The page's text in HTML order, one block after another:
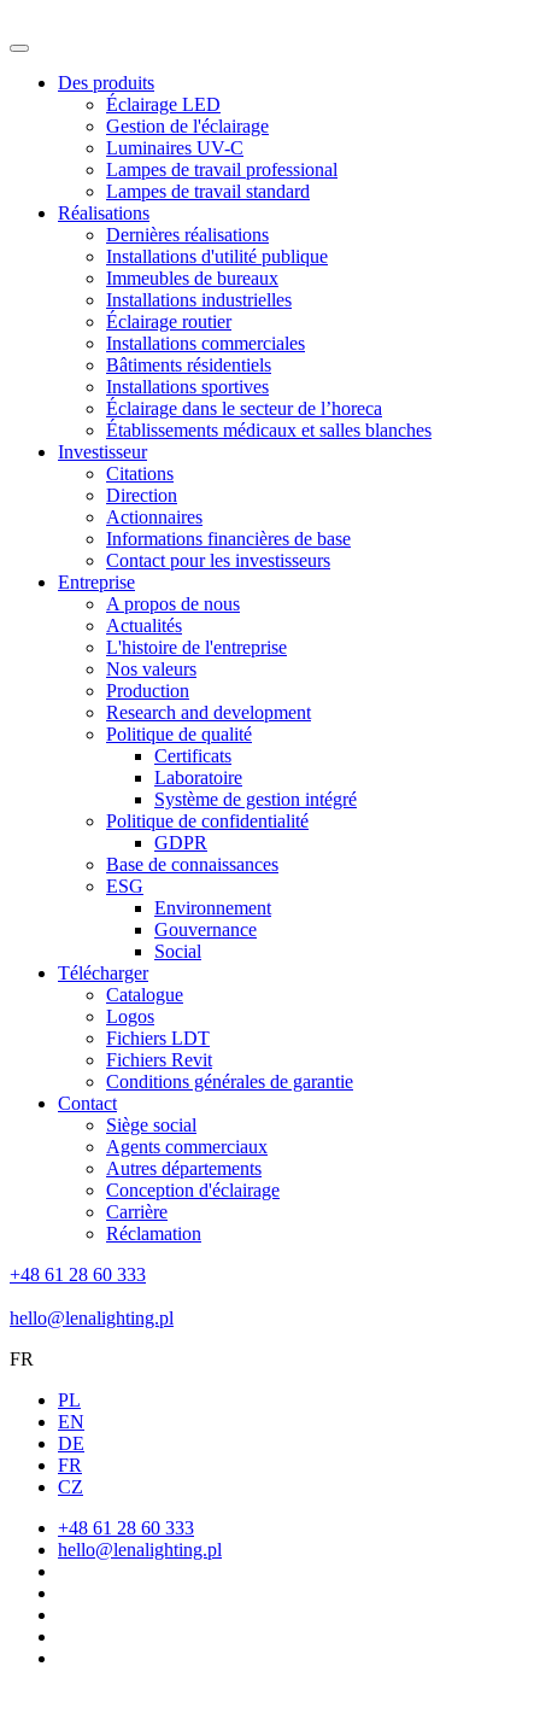
Des produits
Éclairage LED
Gestion de l'éclairage
Luminaires UV-C
Lampes de travail professional
Lampes de travail standard
Réalisations
Dernières réalisations
Installations d'utilité publique
Immeubles de bureaux
Installations industrielles
Éclairage routier
Installations commerciales
Bâtiments résidentiels
Installations sportives
Éclairage dans le secteur de l’horeca
Établissements médicaux et salles blanches
Investisseur
Citations
Direction
Actionnaires
Informations financières de base
Contact pour les investisseurs
Entreprise
A propos de nous
Actualités
L'histoire de l'entreprise
Nos valeurs
Production
Research and development
Politique de qualité
Certificats
Laboratoire
Système de gestion intégré
Politique de confidentialité
GDPR
Base de connaissances
ESG
Environnement
Gouvernance
Social
Télécharger
Catalogue
Logos
Fichiers LDT
Fichiers Revit
Conditions générales de garantie
Contact
Siège social
Agents commerciaux
Autres départements
Conception d'éclairage
Carrière
Réclamation
+48 61 28 60 333
hello@lenalighting.pl
FR
PL
EN
DE
FR
CZ
+48 61 28 60 333
hello@lenalighting.pl